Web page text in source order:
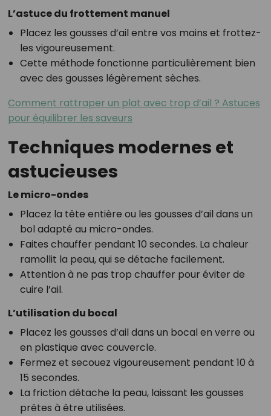
L’astuce du frottement manuel
Placez les gousses d’ail entre vos mains et frottez-
les vigoureusement.
Cette méthode fonctionne particulièrement bien
avec des gousses légèrement sèches.
Comment rattraper un plat avec trop d’ail ? Astuces
pour équilibrer les saveurs
Techniques modernes et
astucieuses
Le micro-ondes
Placez la tête entière ou les gousses d’ail dans un
bol adapté au micro-ondes.
Faites chauffer pendant 10 secondes. La chaleur
ramollit la peau, qui se détache facilement.
Attention à ne pas trop chauffer pour éviter de
cuire l’ail.
L’utilisation du bocal
Placez les gousses d’ail dans un bocal en verre ou
en plastique avec couvercle.
Fermez et secouez vigoureusement pendant 10 à
15 secondes.
La friction détache la peau, laissant les gousses
prêtes à être utilisées.